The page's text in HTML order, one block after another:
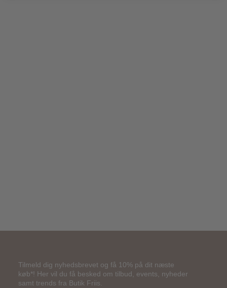
Tilmeld dig nyhedsbrevet og få 10% på dit næste
køb*! Her vil du få besked om tilbud, events, nyheder
samt trends fra Butik Friis.